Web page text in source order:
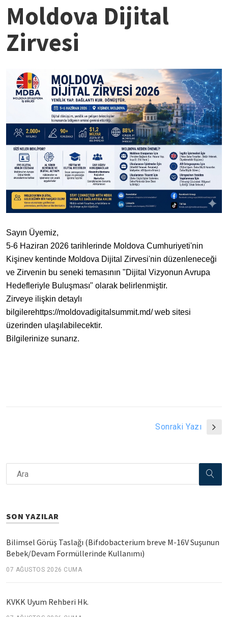
Moldova Dijital
Zirvesi
Sayın Üyemiz,
5-6 Haziran 2026 tarihlerinde Moldova Cumhuriyeti'nin
Kişinev kentinde Moldova Dijital Zirvesi'nin düzenleneceği
ve Zirvenin bu seneki temasının "Dijital Vizyonun Avrupa
Hedefleriyle Buluşması" olarak belirlenmiştir.
Zirveye ilişkin detaylı
bilgilerehttps://moldovadigitalsummit.md/ web sitesi
üzerinden ulaşılabilecektir.
Bilgilerinize sunarız.
Sonraki Yazı
SON YAZILAR
Bilimsel Görüş Taslağı (Bifıdobacterium breve M-16V Suşunun
Bebek/Devam Formüllerinde Kullanımı)
07 AĞUSTOS 2026 CUMA
KVKK Uyum Rehberi Hk.